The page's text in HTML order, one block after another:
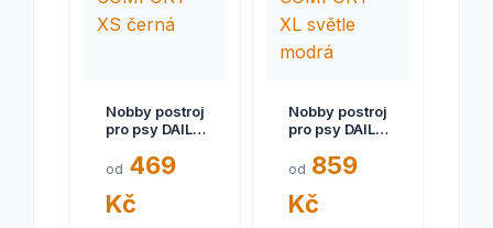
Nobby postroj
pro psy DAILY
COMFORT XS
od 469
Kč
Nobby postroj
pro psy DAILY
COMFORT XL
od 859
Kč